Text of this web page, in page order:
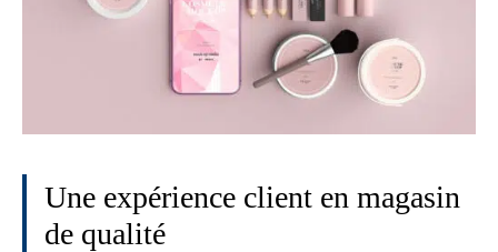
Une expérience client en magasin
de qualité